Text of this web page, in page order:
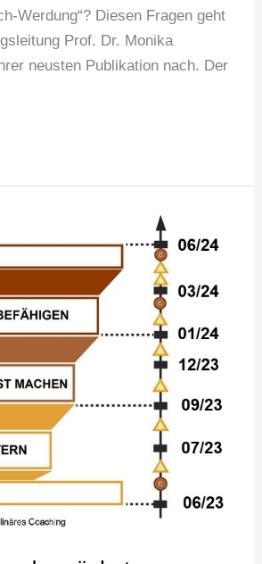
Werdung“? Diesen Fragen geht
Prof. Dr. Monika
neusten Publikation nach. Der